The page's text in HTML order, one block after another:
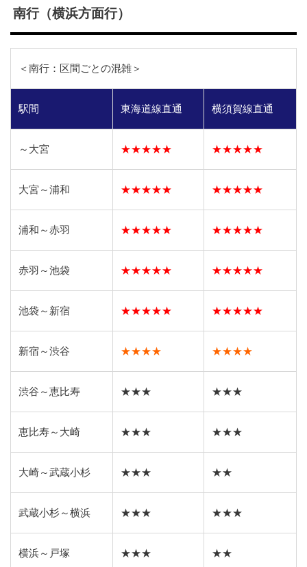
南行（横浜方面行）
＜南行：区間ごとの混雑＞
駅間 東海道線直通 横須賀線直通
～大宮 ★★★★★ ★★★★★
大宮～浦和 ★★★★★ ★★★★★
浦和～赤羽 ★★★★★ ★★★★★
赤羽～池袋 ★★★★★ ★★★★★
池袋～新宿 ★★★★★ ★★★★★
新宿～渋谷 ★★★★ ★★★★
渋谷～恵比寿 ★★★ ★★★
恵比寿～大崎 ★★★ ★★★
大崎～武蔵小杉 ★★★ ★★
武蔵小杉～横浜 ★★★ ★★★
横浜～戸塚 ★★★ ★★